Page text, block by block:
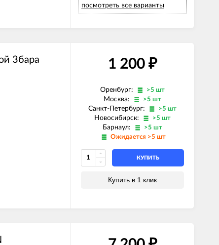
посмотреть все варианты
3бара
1 200 ₽
Оренбург: >5 шт
Москва: >5 шт
Санкт-Петербург: >5 шт
Новосибирск: >5 шт
Барнаул:
>5 шт
Ожидается >5 шт
КУПИТЬ
Купить в 1 клик